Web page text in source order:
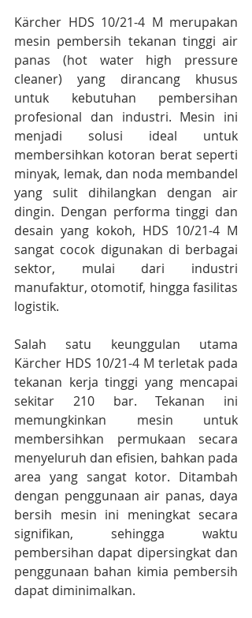
Kärcher HDS 10/21-4 M merupakan
mesin pembersih tekanan tinggi air
panas (hot water high pressure
cleaner) yang dirancang khusus
untuk kebutuhan pembersihan
profesional dan industri. Mesin ini
menjadi solusi ideal untuk
membersihkan kotoran berat seperti
minyak, lemak, dan noda membandel
yang sulit dihilangkan dengan air
dingin. Dengan performa tinggi dan
desain yang kokoh, HDS 10/21-4 M
sangat cocok digunakan di berbagai
sektor, mulai dari industri
manufaktur, otomotif, hingga fasilitas
logistik.
Salah satu keunggulan utama
Kärcher HDS 10/21-4 M terletak pada
tekanan kerja tinggi yang mencapai
sekitar 210 bar. Tekanan ini
memungkinkan mesin untuk
membersihkan permukaan secara
menyeluruh dan efisien, bahkan pada
area yang sangat kotor. Ditambah
dengan penggunaan air panas, daya
bersih mesin ini meningkat secara
signifikan, sehingga waktu
pembersihan dapat dipersingkat dan
penggunaan bahan kimia pembersih
dapat diminimalkan.